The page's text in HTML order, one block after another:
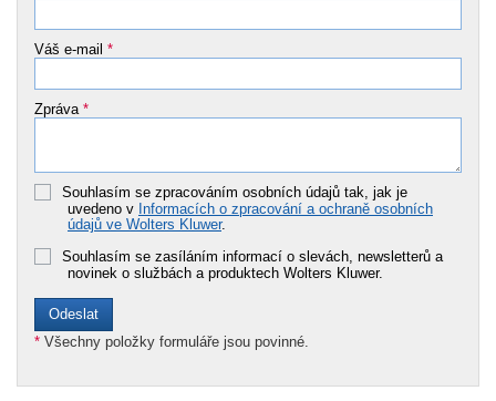
Váš e-mail *
Zpráva *
Souhlasím se zpracováním osobních údajů tak, jak je
uvedeno v Informacích o zpracování a ochraně osobních
údajů ve Wolters Kluwer.
Souhlasím se zasíláním informací o slevách, newsletterů a
novinek o službách a produktech Wolters Kluwer.
* Všechny položky formuláře jsou povinné.